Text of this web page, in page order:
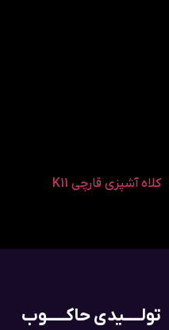
کلاه آشپزی قارچی K11
تولـــــیدی حاکــــــوب